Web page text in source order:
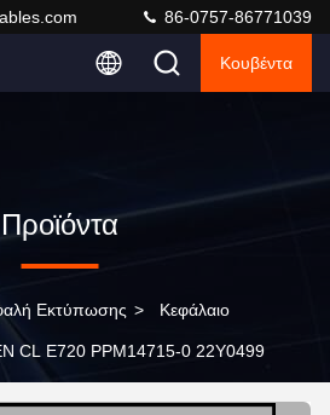
86-0757-86771039
Κουβέντα
Προϊόντα
Εκτύπωσης > Κεφάλαιο
CL E720 PPM14715-0 22Y0499